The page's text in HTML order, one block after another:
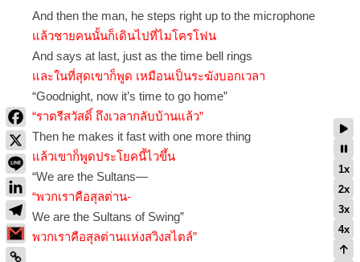
And then the man, he steps right up to the microphone
แล้วชายคนนั้นก็เดินไปที่ไมโครโฟน
And says at last, just as the time bell rings
และในที่สุดเขาก็พูด เหมือนเป็นระฆังบอกเวลา
“Goodnight, now it’s time to go home”
“ราตรีสวัสดิ์ ถึงเวลากลับบ้านแล้ว”
Then he makes it fast with one more thing
แล้วเขาก็พูดประโยคนี้ไวขึ้น
“We are the Sultans—
“พวกเราคือสุลต่าน-
We are the Sultans of Swing”
พวกเราคือสุลต่านแห่งสวิงสไตล์”
1x
2x
3x
4x